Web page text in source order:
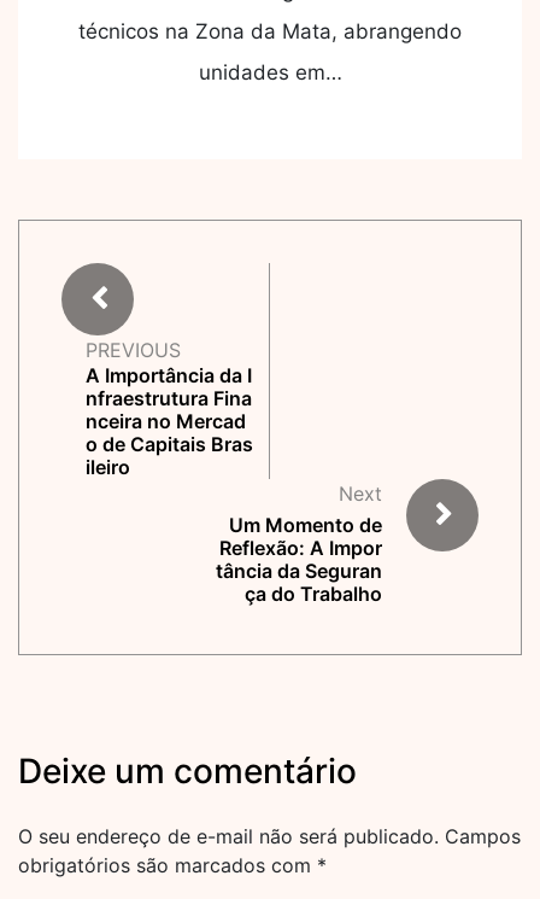
técnicos na Zona da Mata, abrangendo
unidades em…
PREVIOUS
A Importância da I
nfraestrutura Fina
nceira no Mercad
o de Capitais Bras
ileiro
Next
Um Momento de
Reflexão: A Impor
tância da Seguran
ça do Trabalho
Deixe um comentário
O seu endereço de e-mail não será publicado. Campos
obrigatórios são marcados com *